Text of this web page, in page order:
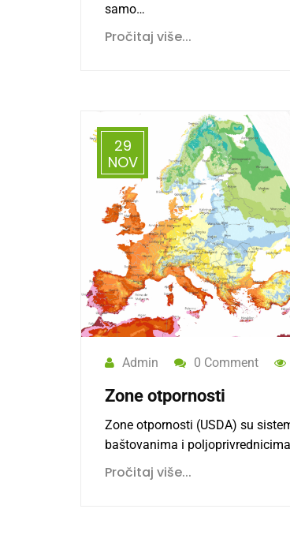
samo…
Pročitaj više...
29
NOV
Admin 0 Comment
Zone otpornosti
Zone otpornosti (USDA) su
baštovanima i
Pročitaj više...